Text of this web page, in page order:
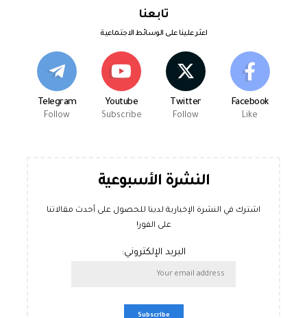
تابعنا
اعثر علينا على الوسائط الاجتماعية
Facebook
Like
Twitter
Follow
Youtube
Subscribe
Telegram
Follow
النشرة الأسبوعية
اشترك في النشرة الإخبارية لدينا للحصول على أحدث مقالاتنا
على الفور!
البريد الإلكتروني: